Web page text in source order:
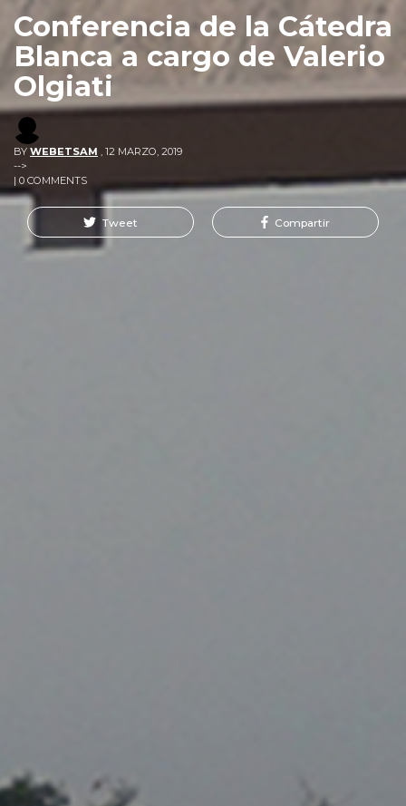
Conferencia de la Cátedra
Blanca a cargo de Valerio
Olgiati
BY WEBETSAM , 12 MARZO, 2019
-->
| 0 COMMENTS
Tweet Compartir